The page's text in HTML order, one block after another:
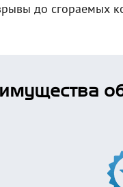
до сгораемых